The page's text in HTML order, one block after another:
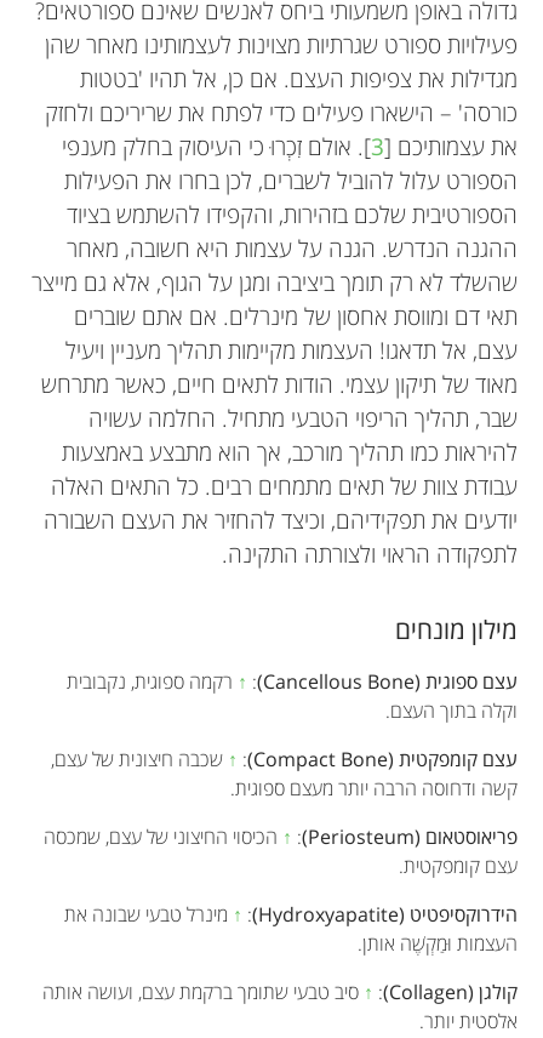
גדולה באופן משמעותי ביחס לאנשים שאינם ספורטאים?
פעילויות ספורט שגרתיות מצוינות לעצמותינו מאחר שהן
מגדילות את צפיפות העצם. אם כן, אל תהיו 'בטטות
כורסה' – הישארו פעילים כדי לפתח את שריריכם ולחזק
את עצמותיכם [3]. אולם זִכְרוּ כי העיסוק בחלק מענפי
הספורט עלול להוביל לשברים, לכן בחרו את הפעילות
הספורטיבית שלכם בזהירות, והקפידו להשתמש בציוד
ההגנה הנדרש. הגנה על עצמות היא חשובה, מאחר
שהשלד לא רק תומך ביציבה ומגן על הגוף, אלא גם מייצר
תאי דם ומווסת אחסון של מינרלים. אם אתם שוברים
עצם, אל תדאגו! העצמות מקיימות תהליך מעניין ויעיל
מאוד של תיקון עצמי. הודות לתאים חיים, כאשר מתרחש
שבר, תהליך הריפוי הטבעי מתחיל. החלמה עשויה
להיראות כמו תהליך מורכב, אך הוא מתבצע באמצעות
עבודת צוות של תאים מתמחים רבים. כל התאים האלה
יודעים את תפקידיהם, וכיצד להחזיר את העצם השבורה
לתפקודה הראוי ולצורתה התקינה.
מילון מונחים
עצם ספוגית (Cancellous Bone) :
↑ רקמה ספוגית, נקבובית
וקלה בתוך העצם.
עצם קומפקטית (Compact Bone)
:
↑ שכבה חיצונית של עצם,
קשה ודחוסה הרבה יותר מעצם ספוגית.
פריאוסטאום (Periosteum)
:
↑ הכיסוי החיצוני של עצם, שמכסה
עצם קומפקטית.
הידרוקסיפטיט (Hydroxyapatite)
:
↑ מינרל טבעי שבונה את
העצמות וּמַקְשֶׁה אותן.
קולגן (Collagen)
:
↑ סיב טבעי שתומך ברקמת עצם, ועושה אותה
אלסטית יותר.